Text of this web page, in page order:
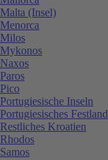
Malta (Insel)
Menorca
Milos
Mykonos
Naxos
Paros
Pico
Portugiesische Inseln
Portugiesisches Festland
Restliches Kroatien
Rhodos
Samos